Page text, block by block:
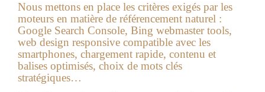
Nous mettons en place les critères exigés par les
moteurs en matière de référencement naturel :
Google Search Console, Bing webmaster tools,
web design responsive compatible avec les
smartphones, chargement rapide, contenu et
balises optimisés, choix de mots clés
stratégiques…